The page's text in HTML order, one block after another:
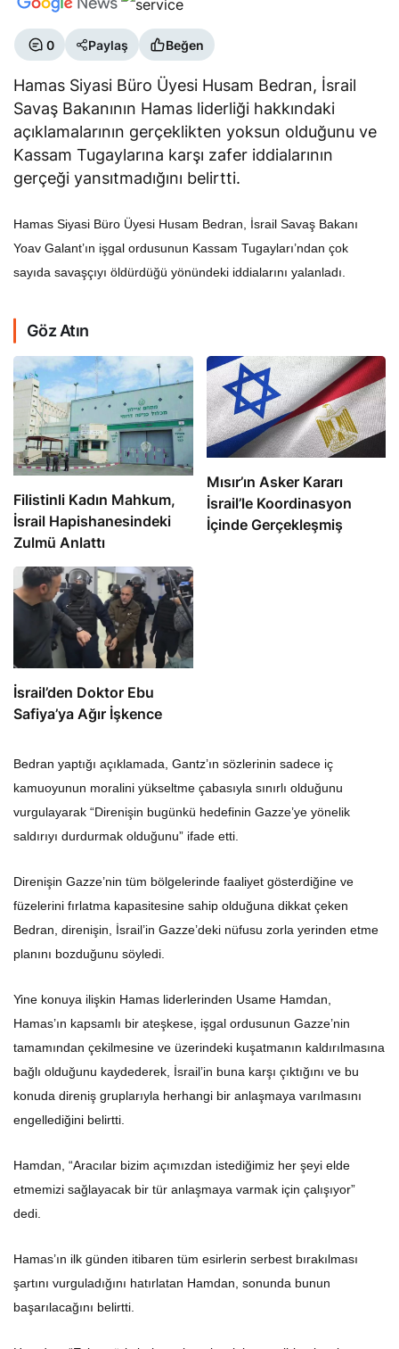
0 Paylaş Beğen
Hamas Siyasi Büro Üyesi Husam Bedran, İsrail
Savaş Bakanının Hamas liderliği hakkındaki
açıklamalarının gerçeklikten yoksun olduğunu ve
Kassam Tugaylarına karşı zafer iddialarının
gerçeği yansıtmadığını belirtti.
Hamas Siyasi Büro Üyesi Husam Bedran, İsrail Savaş Bakanı
Yoav Galant’ın işgal ordusunun Kassam Tugayları’ndan çok
sayıda savaşçıyı öldürdüğü yönündeki iddialarını yalanladı.
Göz Atın
Filistinli Kadın Mahkum,
İsrail Hapishanesindeki
Zulmü Anlattı
Mısır’ın Asker Kararı
İsrail’le Koordinasyon
İçinde Gerçekleşmiş
İsrail’den Doktor Ebu
Safiya’ya Ağır İşkence
Bedran yaptığı açıklamada, Gantz’ın sözlerinin sadece iç
kamuoyunun moralini yükseltme çabasıyla sınırlı olduğunu
vurgulayarak “Direnişin bugünkü hedefinin Gazze’ye yönelik
saldırıyı durdurmak olduğunu” ifade etti.
Direnişin Gazze’nin tüm bölgelerinde faaliyet gösterdiğine ve
füzelerini fırlatma kapasitesine sahip olduğuna dikkat çeken
Bedran, direnişin, İsrail’in Gazze’deki nüfusu zorla yerinden etme
planını bozduğunu söyledi.
Yine konuya ilişkin Hamas liderlerinden Usame Hamdan,
Hamas’ın kapsamlı bir ateşkese, işgal ordusunun Gazze’nin
tamamından çekilmesine ve üzerindeki kuşatmanın kaldırılmasına
bağlı olduğunu kaydederek, İsrail’in buna karşı çıktığını ve bu
konuda direniş gruplarıyla herhangi bir anlaşmaya varılmasını
engellediğini belirtti.
Hamdan, “Aracılar bizim açımızdan istediğimiz her şeyi elde
etmemizi sağlayacak bir tür anlaşmaya varmak için çalışıyor”
dedi.
Hamas’ın ilk günden itibaren tüm esirlerin serbest bırakılması
şartını vurguladığını hatırlatan Hamdan, sonunda bunun
başarılacağını belirtti.